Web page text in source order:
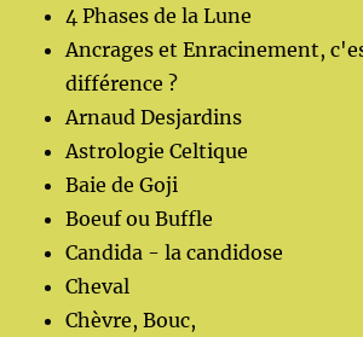
4 Phases de la Lune
Ancrages et Enracinement,
différence ?
Arnaud Desjardins
Astrologie Celtique
Baie de Goji
Boeuf ou Buffle
Candida - la candidose
Cheval
Chèvre, Bouc,